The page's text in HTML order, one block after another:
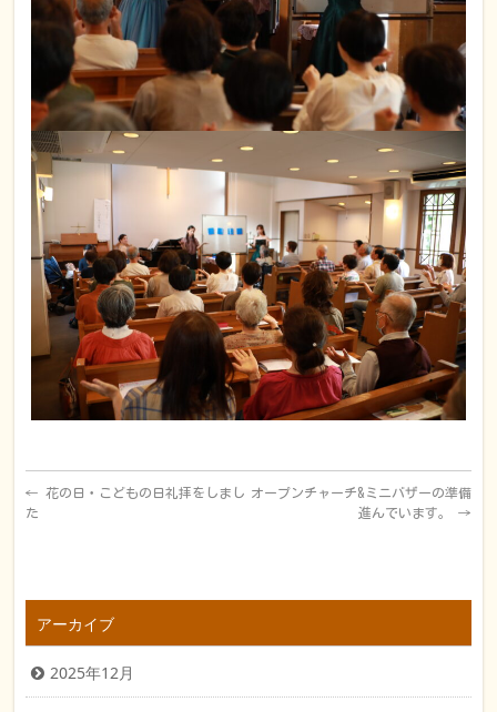
← 花の日・こどもの日礼拝をしまし
た
オープンチャーチ&ミニバザーの準備
進んでいます。 →
アーカイブ
2025年12月